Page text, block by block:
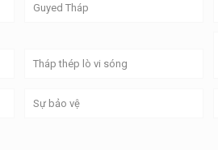
Guyed Tháp
Tháp thép lò vi sóng
Sự bảo vệ